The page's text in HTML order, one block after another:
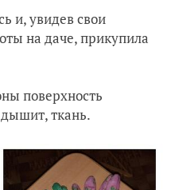
и, увидев свои
на даче, прикупила
поверхность
ткань.